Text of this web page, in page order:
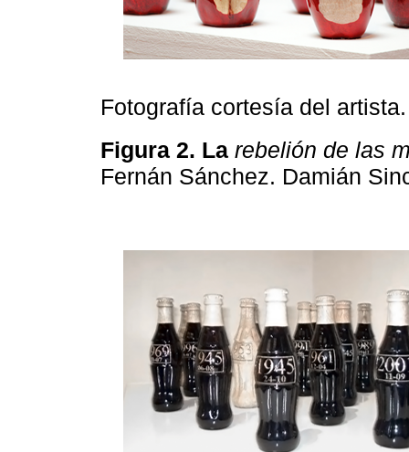
Fotografía cortesía del artista.
Figura 2. La rebelión de las
Fernán Sánchez. Damián